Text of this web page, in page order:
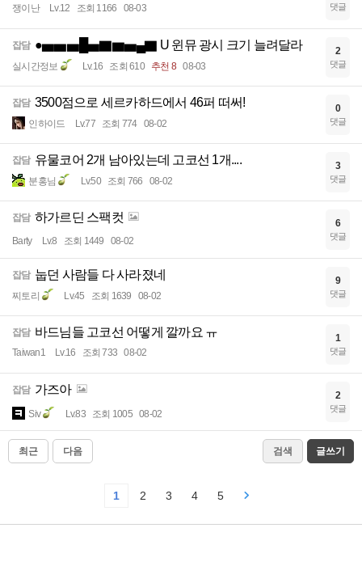
쟁이난 Lv.12 조회 1166 08-03 댓글
잡담 ●▅▅▅█▅▇▆▅▄▇ U 윈뮤 광시 크기 늘려달라
실시간정보 Lv.16 조회 610 추천 8 08-03
2
댓글
잡담 3500점으로 세르카하드에서 46퍼 떠써!
인하이드 Lv.77 조회 774 08-02
0
댓글
잡담 유물코어 2개 남아있는데 고코선 1개....
분홍님 Lv.50 조회 766 08-02
3
댓글
잡담 하가르딘 스팩컷
Barty Lv.8 조회 1449 08-02
6
댓글
잡담 눕던 사람들 다 사라졌네
찌토리 Lv.45 조회 1639 08-02
9
댓글
잡담 바드님들 고코선 어떻게 깔까요 ㅠ
Taiwan1 Lv.16 조회 733 08-02
1
댓글
잡담 가즈아
Siv Lv.83 조회 1005 08-02
2
댓글
최근 다음 검색 글쓰기
1 2 3 4 5